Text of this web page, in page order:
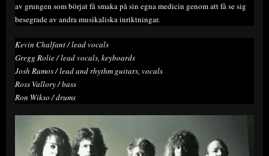
av grungen som börjat få smaka på sin egna medicin genom att få se sig
besegrade av andra musikaliska inriktningar.
Kevin Chalfant / lead vocals
Gregg Rolie / lead vocals, keyboards
Josh Ramos / lead and rhythm guitars, vocals
Ross Vallory / bass
Ron Wikso / drums